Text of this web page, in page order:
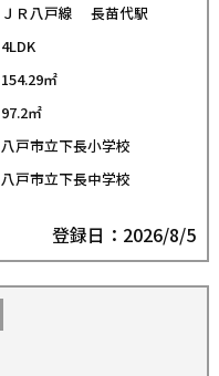
ＪＲ八戸線 長苗代駅
4LDK
154.29㎡
97.2㎡
八戸市立下長小学校
八戸市立下長中学校
登録日：2026/8/5